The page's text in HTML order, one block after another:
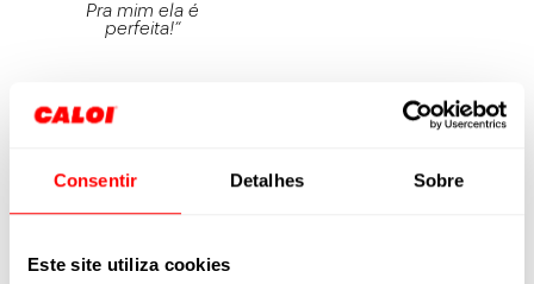
Consentir Detalhes Sobre
Este site utiliza cookies
Pra mim ela é
perfeita!”
ILSINHO
bicicleta que me